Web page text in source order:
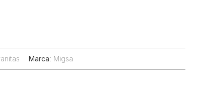
Marca: Migsa